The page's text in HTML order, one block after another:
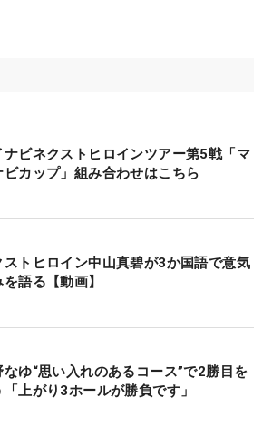
ナビネクストヒロインツアー第5戦「マ
ビカップ」組み合わせはこちら
ストヒロイン中山真碧が3か国語で意気
語る【動画】
なゆ“思い入れのあるコース”で2勝目を
「上がり3ホールが勝負です」